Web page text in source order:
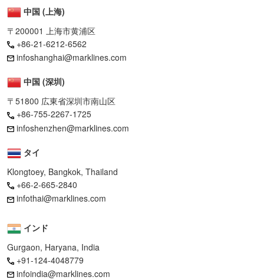
中国 (上海)
〒200001 上海市黄浦区
+86-21-6212-6562
infoshanghai@marklines.com
中国 (深圳)
〒51800 広東省深圳市南山区
+86-755-2267-1725
infoshenzhen@marklines.com
タイ
Klongtoey, Bangkok, Thailand
+66-2-665-2840
infothai@marklines.com
インド
Gurgaon, Haryana, India
+91-124-4048779
infoindia@marklines.com